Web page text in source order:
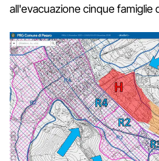
all'evacuazione cinque famiglie